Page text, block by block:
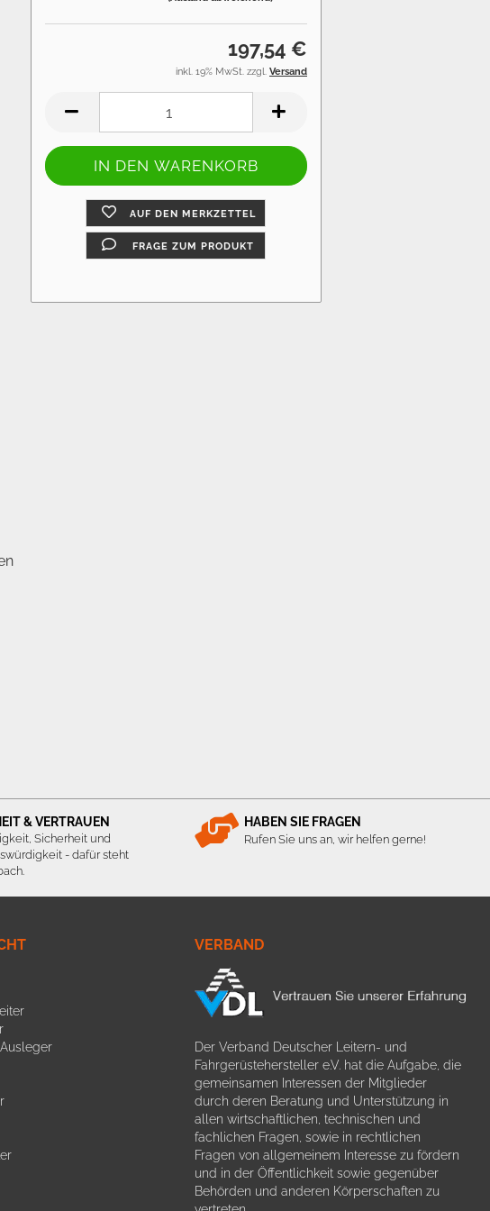
197,54 €
inkl. 19% MwSt. zzgl. Versand
AUF DEN MERKZETTEL
FRAGE ZUM PRODUKT
& VERTRAUEN
Sicherheit und
- dafür steht
HABEN SIE FRAGEN
Rufen Sie uns an, wir helfen gerne!
VERBAND
Der Verband Deutscher Leitern- und
Fahrgerüstehersteller e.V. hat die Aufgabe, die
gemeinsamen Interessen der Mitglieder
durch deren Beratung und Unterstützung in
allen wirtschaftlichen, technischen und
fachlichen Fragen, sowie in rechtlichen
Fragen von allgemeinem Interesse zu fördern
und in der Öffentlichkeit sowie gegenüber
Behörden und anderen Körperschaften zu